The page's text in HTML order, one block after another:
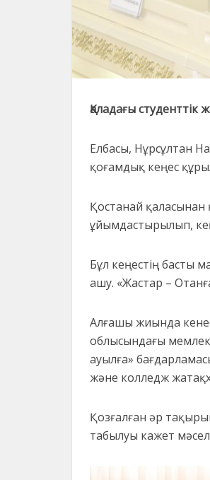
Қаладағы студенттік
Елбасы, Нұрсұлтан
қоғамдық кеңес
Қостанай қаласынан
ұйымдастырылып,
Бұл кеңестің басты
ашу. «Жастар –
Алғашы жиында
облысындағы
ауылға»
және колледж
Қозғалған әр
табылуы кажет